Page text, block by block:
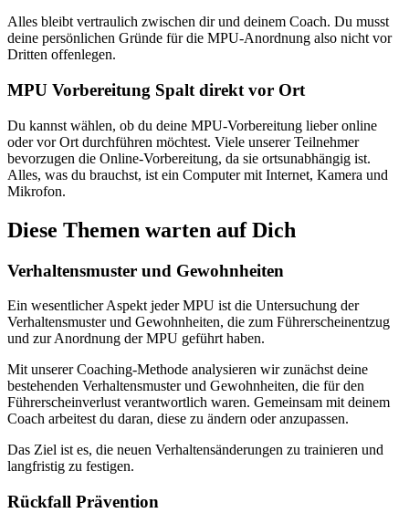
Alles bleibt vertraulich zwischen dir und deinem Coach. Du musst
deine persönlichen Gründe für die MPU-Anordnung also nicht vor
Dritten offenlegen.
MPU Vorbereitung Spalt direkt vor Ort
Du kannst wählen, ob du deine MPU-Vorbereitung lieber online
oder vor Ort durchführen möchtest. Viele unserer Teilnehmer
bevorzugen die Online-Vorbereitung, da sie ortsunabhängig ist.
Alles, was du brauchst, ist ein Computer mit Internet, Kamera und
Mikrofon.
Diese Themen warten auf Dich
Verhaltensmuster und Gewohnheiten
Ein wesentlicher Aspekt jeder MPU ist die Untersuchung der
Verhaltensmuster und Gewohnheiten, die zum Führerscheinentzug
und zur Anordnung der MPU geführt haben.
Mit unserer Coaching-Methode analysieren wir zunächst deine
bestehenden Verhaltensmuster und Gewohnheiten, die für den
Führerscheinverlust verantwortlich waren. Gemeinsam mit deinem
Coach arbeitest du daran, diese zu ändern oder anzupassen.
Das Ziel ist es, die neuen Verhaltensänderungen zu trainieren und
langfristig zu festigen.
Rückfall Prävention